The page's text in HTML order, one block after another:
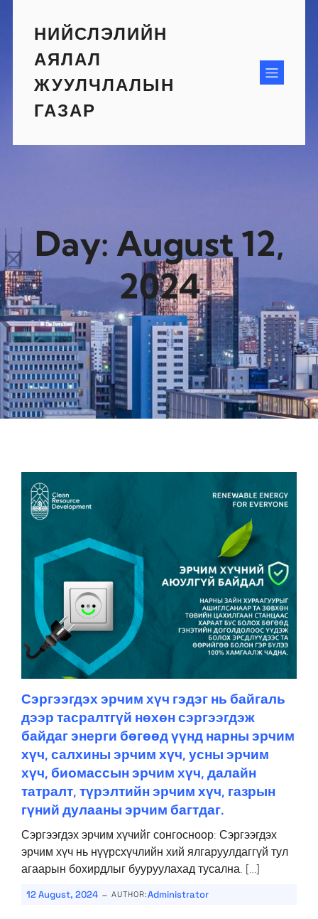
contentНИЙСЛЭЛИЙН
АЯЛАЛ
ЖУУЛЧЛАЛЫН
ГАЗАР
Day: August 12,
2024
Сэргээгдэх эрчим хүч гэдэг нь байгаль
дээр тасралтгүй нөхөн сэргээгдэж
байдаг энерги бөгөөд үүнд нарны эрчим
хүч, салхины эрчим хүч, усны эрчим
хүч, биомассын эрчим хүч, далайн
татралт, түрэлтийн эрчим хүч, газрын
гүний дулааны эрчим багтдаг.
Сэргээгдэх эрчим хүчийг сонгосноор: Сэргээгдэх
эрчим хүч нь нүүрсхүчлийн хий ялгаруулдаггүй тул
агаарын бохирдлыг бууруулахад тусална. […]
12 August, 2024 - AUTHOR:Administrator